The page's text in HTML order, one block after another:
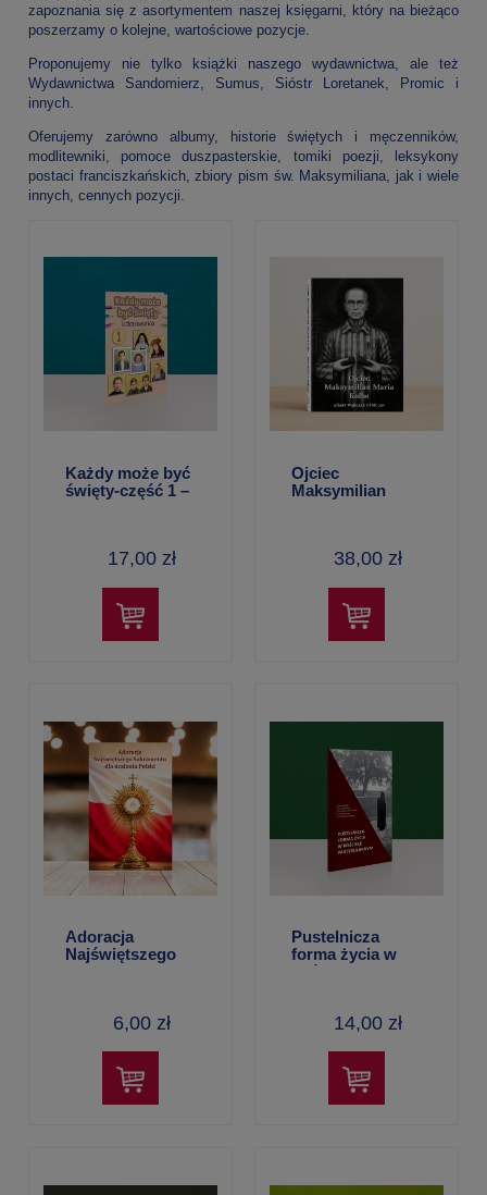
zapoznania się z asortymentem naszej księgarni, który na bieżąco
poszerzamy o kolejne, wartościowe pozycje.
Proponujemy nie tylko książki naszego wydawnictwa, ale też
Wydawnictwa Sandomierz, Sumus, Sióstr Loretanek, Promic i
innych.
Oferujemy zarówno albumy, historie świętych i męczenników,
modlitewniki, pomoce duszpasterskie, tomiki poezji, leksykony
postaci franciszkańskich,zbiory pism św. Maksymiliana , jak i wiele
innych, cennych pozycji.
Każdy może być
święty-część 1 –
17,00 zł
Ojciec
Maksymilian
38,00 zł
Adoracja
Najświętszego
6,00 zł
Pustelnicza
forma życia w
kościele
14,00 zł